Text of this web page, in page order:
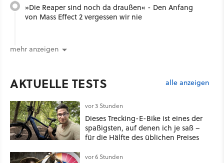
»Die Reaper sind noch da draußen« - Den Anfang
von Mass Effect 2 vergessen wir nie
mehr anzeigen
AKTUELLE TESTS alle anzeigen
vor 3 Stunden
Dieses Trecking-E-Bike ist eines der
spaßigsten, auf denen ich je saß –
für die Hälfte des üblichen Preises
vor 6 Stunden